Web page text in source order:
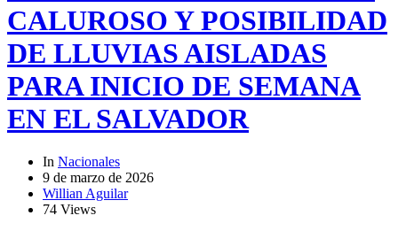
CALUROSO Y POSIBILIDAD
DE LLUVIAS AISLADAS
PARA INICIO DE SEMANA
EN EL SALVADOR
In Nacionales
9 de marzo de 2026
Willian Aguilar
74 Views